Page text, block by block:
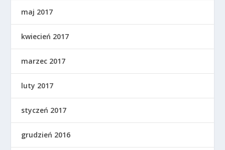
maj 2017
kwiecień 2017
marzec 2017
luty 2017
styczeń 2017
grudzień 2016